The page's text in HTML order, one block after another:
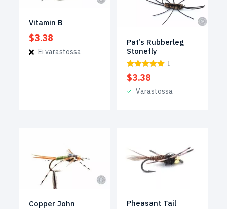
Vitamin B
$3.38
Ei varastossa
Pat’s Rubberleg
Stonefly
1
$3.38
Varastossa
Copper John
Pheasant Tail